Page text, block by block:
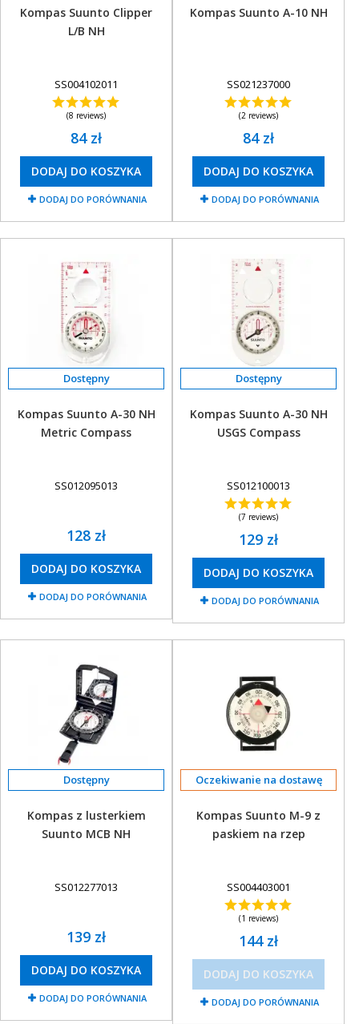
POLECANE PRODUKTY
WYPRZEDAŻ
Kompas Suunto Clipper
L/B NH
SS004102011
(8 reviews)
84 zł
DODAJ DO KOSZYKA
DODAJ DO PORÓWNANIA
Kompas Suunto A-10 NH
SS021237000
(2 reviews)
84 zł
DODAJ DO KOSZYKA
DODAJ DO PORÓWNANIA
Kompas Suunto A-30 NH
Metric Compass
SS012095013
128 zł
DODAJ DO KOSZYKA
DODAJ DO PORÓWNANIA
Kompas Suunto A-30 NH
USGS Compass
SS012100013
(7 reviews)
129 zł
DODAJ DO KOSZYKA
DODAJ DO PORÓWNANIA
Kompas z lusterkiem
Suunto MCB NH
SS012277013
139 zł
DODAJ DO KOSZYKA
DODAJ DO PORÓWNANIA
Oczekiwanie na dostawę
Kompas Suunto M-9 z
paskiem na rzep
SS004403001
(1 reviews)
144 zł
DODAJ DO KOSZYKA
DODAJ DO PORÓWNANIA